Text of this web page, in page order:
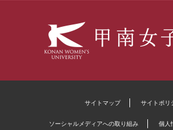
サイトマップ サイトポリ
ソーシャルメディアへの取り組み 個人